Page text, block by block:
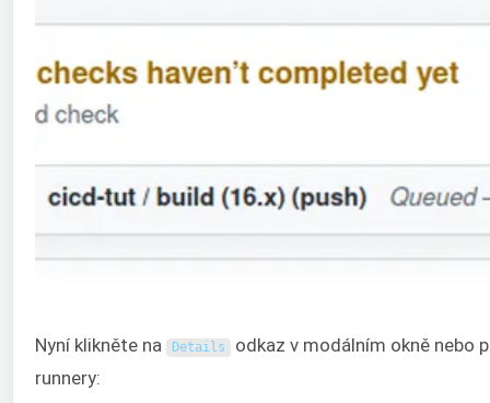
Nyní klikněte na Details odkaz v modálním okně nebo
runnery: